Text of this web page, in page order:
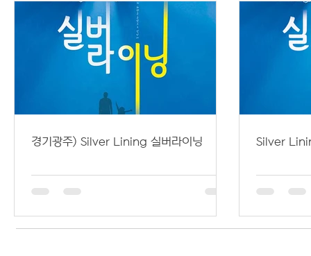
경기광주) Silver Lining 실버라이닝 Silver